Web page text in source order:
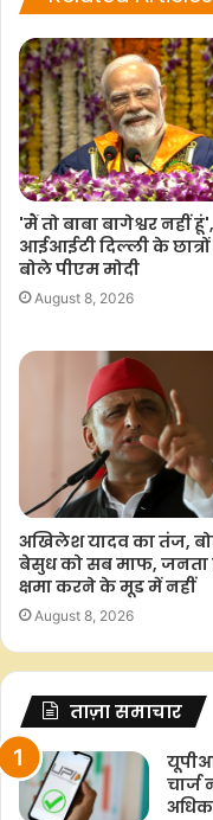
'मैं तो बाबा बागेश्वर नहीं हूं',
आईआईटी दिल्ली के
बोले पीएम मोदी
August 8, 2026
अखिलेश यादव का तंज,
बेसुध को सब माफ, जनता
क्षमा करने के मूड में नहीं
August 8, 2026
ताज़ा समाचार
चार्ज